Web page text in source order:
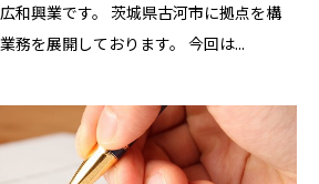
和興業です。 茨城県古河市に拠点を構
務を展開しております。 今回は...